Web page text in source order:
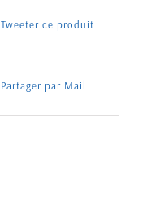
Tweeter ce produit
Partager par Mail